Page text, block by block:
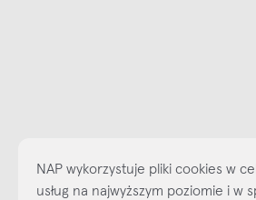
NAP wykorzystuje pliki cookies w
usług na najwyższym poziomie i w